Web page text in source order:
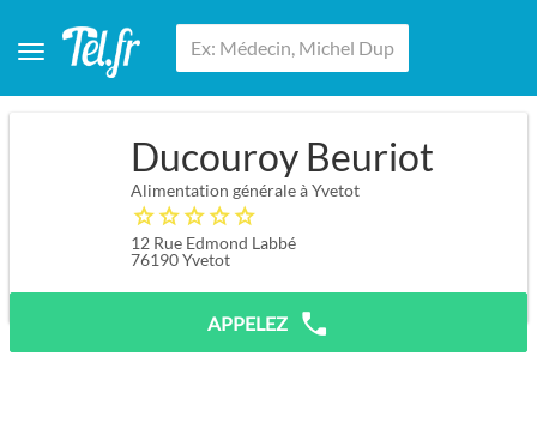
Ducouroy Beuriot
Alimentation générale à Yvetot
12 Rue Edmond Labbé
76190Yvetot
APPELEZ